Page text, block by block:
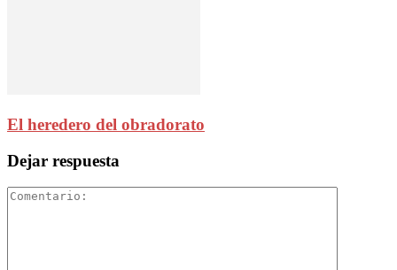
El heredero del obradorato
Dejar respuesta